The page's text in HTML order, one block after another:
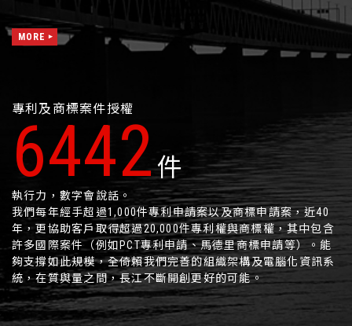
MORE
專利及商標案件授權
10199 件
執行力，數字會說話。
我們每年經手超過1,000件專利申請案以及商標申請案，近40
年，更協助客戶取得超過20,000件專利權與商標權，其中包含
許多國際案件（例如PCT專利申請、馬德里商標申請等）。能
夠支撐如此規模，全倚賴我們完善的組織架構及電腦化資訊系
統，在質與量之間，長江不斷開創更好的可能。